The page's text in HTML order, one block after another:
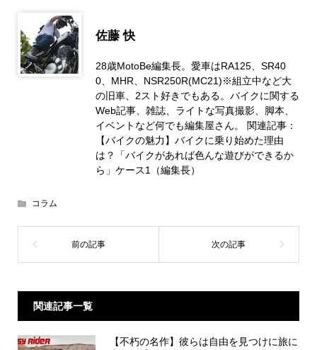
佐藤 快
28歳MotoBe編集長。愛車はRA125、SR40
0、MHR、NSR250R(MC21)※組立中など大
の旧車、2スト好きでもある。バイクに関する
Web記事、雑誌、ライトな写真撮影、脚本、
イベントなど何でも編集屋さん。 関連記事：
【バイクの魅力】バイクに乗り始めた理由
は？「バイクがあれば色んな遊びができるか
ら」ケース1（編集長）
コラム
関連記事一覧
【不朽の名作】彼らは自由を見つけに旅に